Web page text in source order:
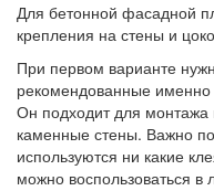
Для бетонной фасадной
крепления на стены и
При первом варианте
рекомендованные именно
Он подходит для
каменные стены. Важно
используются ни какие
можно воспользоваться в